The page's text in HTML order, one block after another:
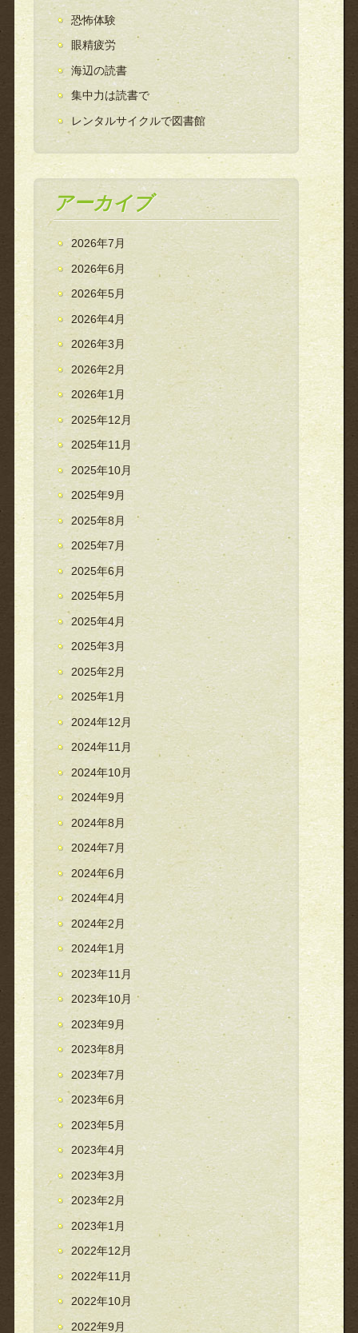
恐怖体験
眼精疲労
海辺の読書
集中力は読書で
レンタルサイクルで図書館
アーカイブ
2026年7月
2026年6月
2026年5月
2026年4月
2026年3月
2026年2月
2026年1月
2025年12月
2025年11月
2025年10月
2025年9月
2025年8月
2025年7月
2025年6月
2025年5月
2025年4月
2025年3月
2025年2月
2025年1月
2024年12月
2024年11月
2024年10月
2024年9月
2024年8月
2024年7月
2024年6月
2024年4月
2024年2月
2024年1月
2023年11月
2023年10月
2023年9月
2023年8月
2023年7月
2023年6月
2023年5月
2023年4月
2023年3月
2023年2月
2023年1月
2022年12月
2022年11月
2022年10月
2022年9月